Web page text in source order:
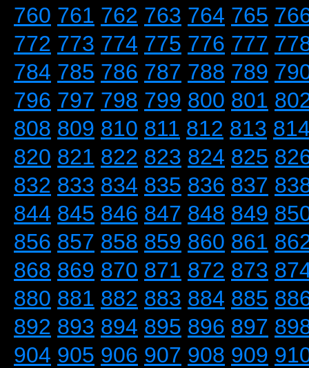
760 761 762 763 764 765
772 773 774 775 776 777
784 785 786 787 788 789
796 797 798 799 800 801
808 809 810 811 812 813
820 821 822 823 824 825
832 833 834 835 836 837
844 845 846 847 848 849
856 857 858 859 860 861
868 869 870 871 872 873
880 881 882 883 884 885
892 893 894 895 896 897
904 905 906 907 908 909